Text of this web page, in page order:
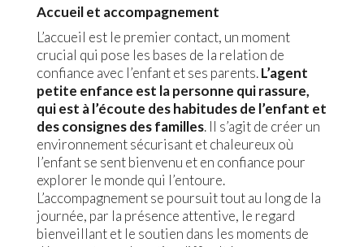
Accueil et accompagnement
L’accueil est le premier contact, un moment
crucial qui pose les bases de la relation de
confiance avec l’enfant et ses parents.L’agent
petite enfance est la personne qui rassure,
qui est à l’écoute des habitudes de l’enfant et
des consignes des familles. Il s’agit de créer un
environnement sécurisant et chaleureux où
l’enfant se sent bienvenu et en confiance pour
explorer le monde qui l’entoure.
L’accompagnement se poursuit tout au long de la
journée, par la présence attentive, le regard
bienveillant et le soutien dans les moments de